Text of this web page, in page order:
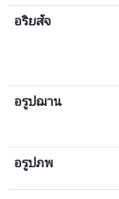
อริยสัจ
อรูปฌาน
อรูปภพ